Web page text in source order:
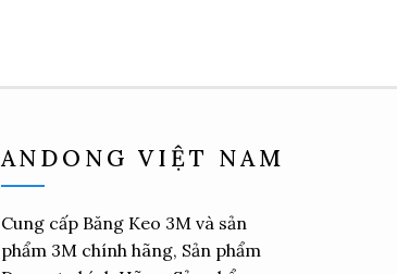
ANDONG VIỆT NAM
Cung cấp Băng Keo 3Mvà sản
phẩm 3M chính hãng, Sản phẩm